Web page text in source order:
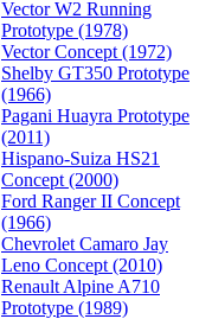
Vector W2 Running
Prototype (1978)
Vector Concept (1972)
Shelby GT350 Prototype
(1966)
Pagani Huayra Prototype
(2011)
Hispano-Suiza HS21
Concept (2000)
Ford Ranger II Concept
(1966)
Chevrolet Camaro Jay
Leno Concept (2010)
Renault Alpine A710
Prototype (1989)